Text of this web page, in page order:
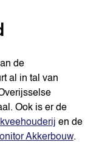
de
al in tal van
Ook is er de
en de
Akkerbouw.